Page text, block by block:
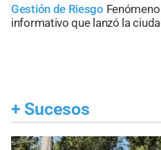
Gestión de Riesgo
informativo que lanzó la
+ Sucesos